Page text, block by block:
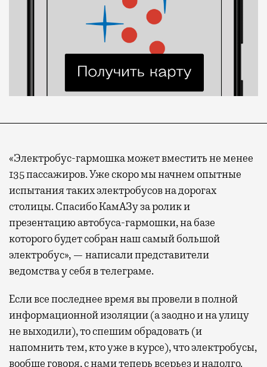
«Электробус-гармошка может вместить не менее
135 пассажиров. Уже скоро мы начнем опытные
испытания таких электробусов на дорогах
столицы. Спасибо КамАЗу за ролик и
презентацию автобуса-гармошки, на базе
которого будет собран наш самый большой
электробус», — написали представители
ведомства у себя в телеграме.
Если все последнее время вы провели в полной
информационной изоляции (а заодно и на улицу
не выходили), то спешим обрадовать (и
напомнить тем, кто уже в курсе), что электробусы,
вообще говоря, с нами теперь всерьез и надолго.